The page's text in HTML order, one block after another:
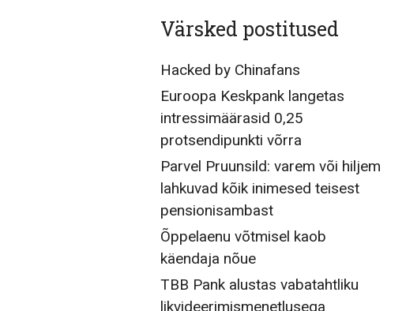
Värsked postitused
Hacked by Chinafans
Euroopa Keskpank langetas
intressimäärasid 0,25
protsendipunkti võrra
Parvel Pruunsild: varem või hiljem
lahkuvad kõik inimesed teisest
pensionisambast
Õppelaenu võtmisel kaob
käendaja nõue
TBB Pank alustas vabatahtliku
likvideerimismenetlusega